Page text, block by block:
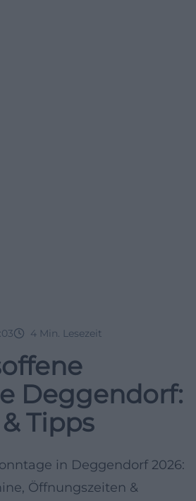
4 Min. Lesezeit
Deggendorf:
Tipps
in Deggendorf 2026:
Öffnungszeiten &